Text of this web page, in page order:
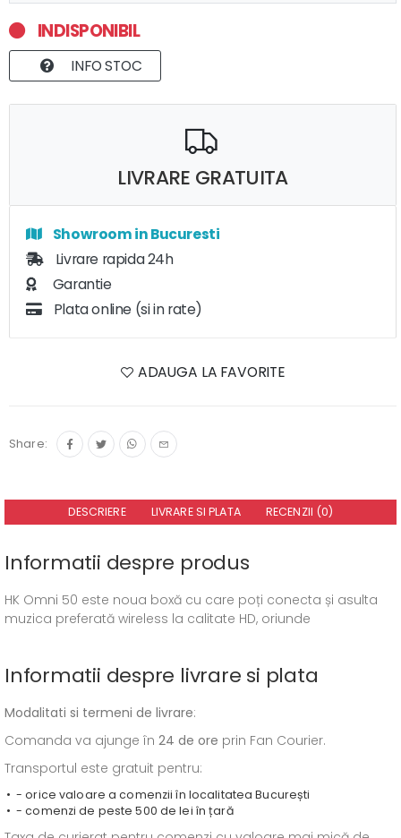
INDISPONIBIL
INFO STOC
LIVRARE GRATUITA
Showroom in Bucuresti
Livrare rapida 24h
Garantie
Plata online (si in rate)
ADAUGA LA FAVORITE
Share:
DESCRIERE LIVRARE SI PLATA RECENZII (0)
Informatii despre produs
HK Omni 50 este noua boxă cu care poți conecta și asulta
muzica preferată wireless la calitate HD, oriunde
Informatii despre livrare si plata
Modalitati si termeni de livrare:
Comanda va ajunge în 24 de ore prin Fan Courier.
Transportul este gratuit pentru:
- orice valoare a comenzii în localitatea București
- comenzi de peste 500 de lei în țară